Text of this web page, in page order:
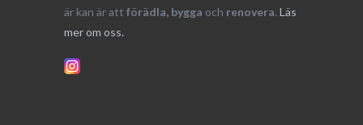
är kan är att förädla, bygga och renovera. Läs
mer om oss.